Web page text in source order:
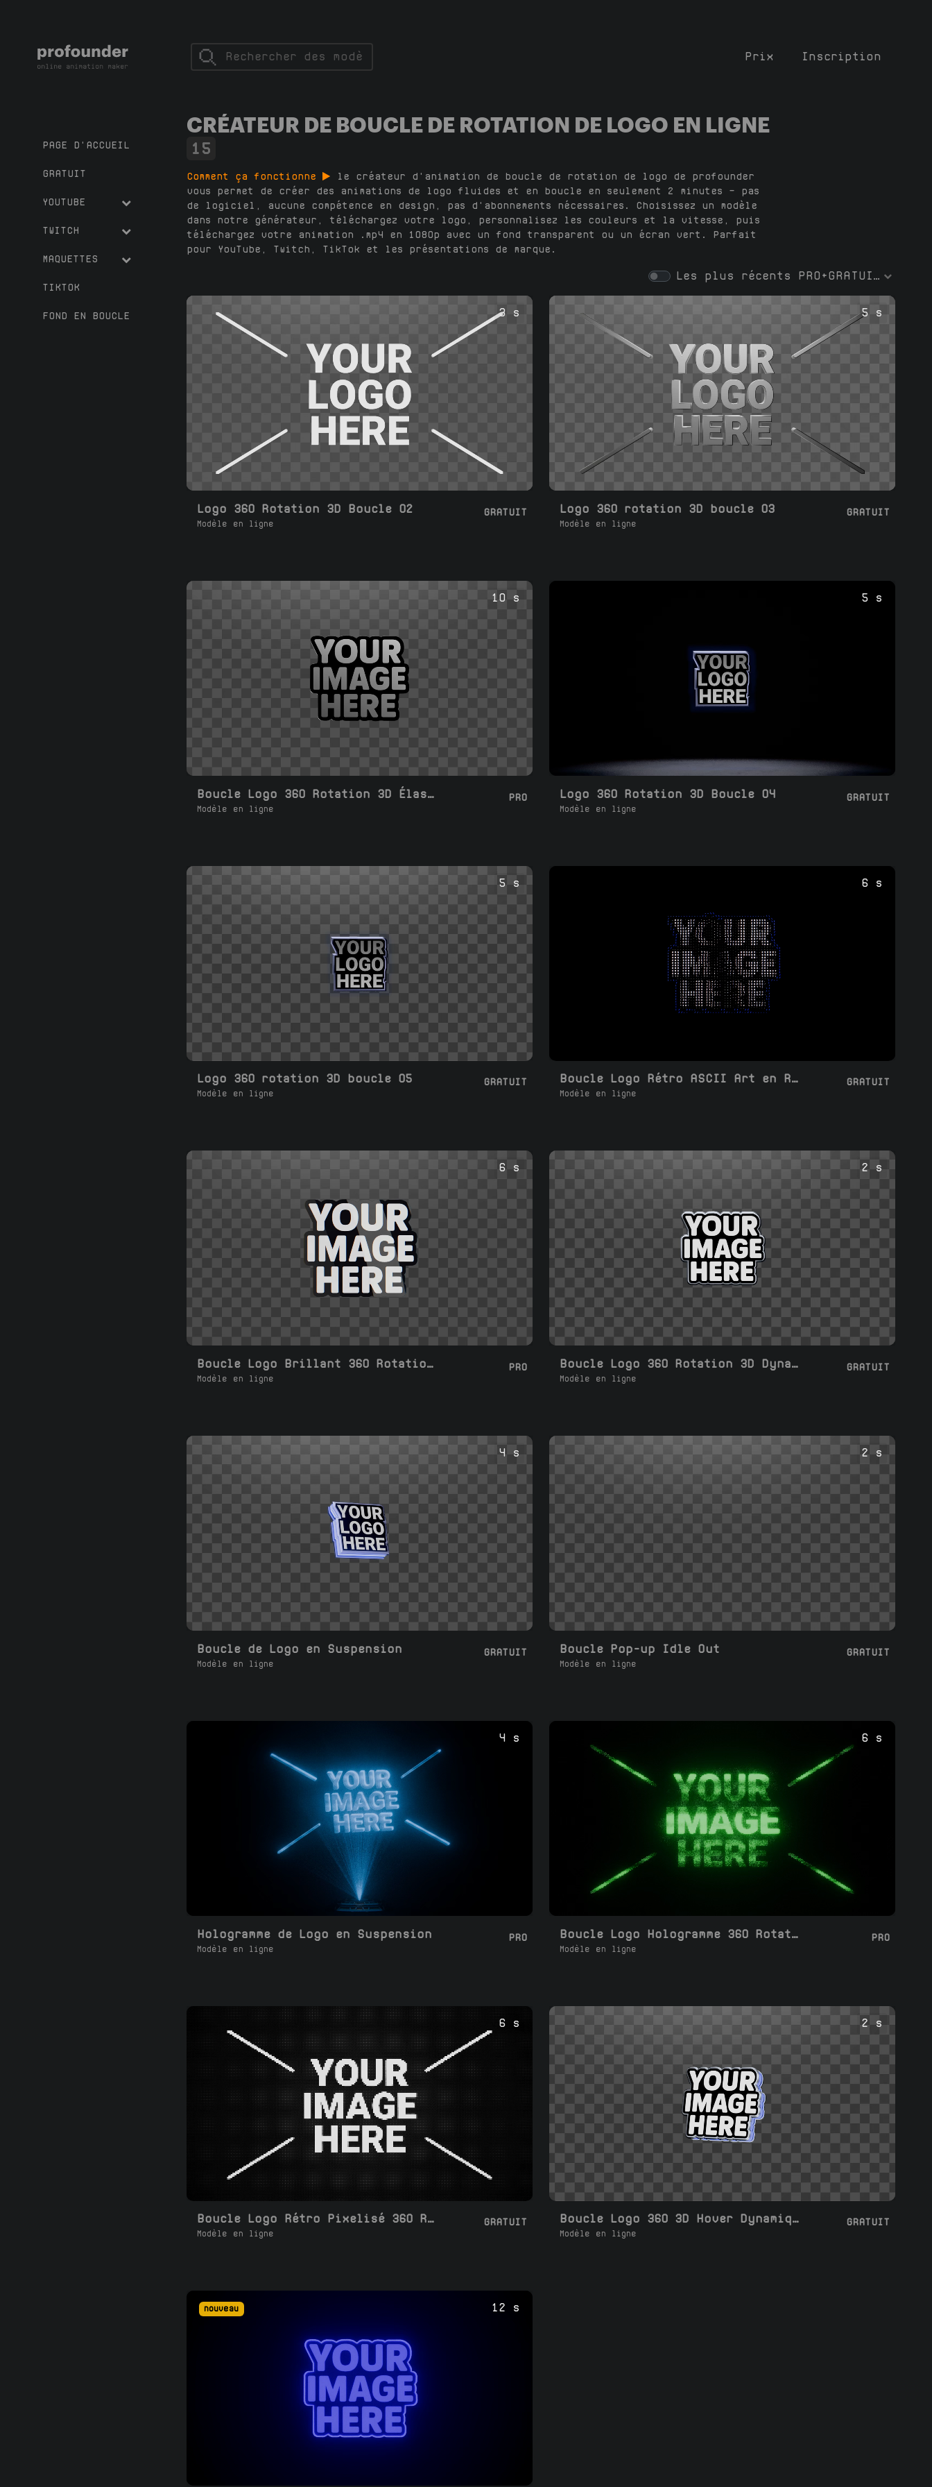
Prix Inscription
PAGE D'ACCUEIL
GRATUIT
YOUTUBE
TWITCH
MAQUETTES
TIKTOK
FOND EN BOUCLE
CRÉATEUR DE BOUCLE DE ROTATION DE LOGO EN LIGNE
15
Comment ça fonctionne
le créateur d'animation de boucle de rotation de logo de profounder
vous permet de créer des animations de logo fluides et en boucle en seulement 2 minutes — pas
de logiciel, aucune compétence en design, pas d'abonnements nécessaires. Choisissez un modèle
dans notre générateur, téléchargez votre logo, personnalisez les couleurs et la vitesse, puis
téléchargez votre animation .mp4 en 1080p avec un fond transparent ou un écran vert. Parfait
pour YouTube, Twitch, TikTok et les présentations de marque.
Les plus récents PRO+GRATUIT
3 s
Logo 360 Rotation 3D Boucle 02
Modèle en ligne
GRATUIT
5 s
Logo 360 rotation 3D boucle 03
Modèle en ligne
GRATUIT
10 s
Boucle Logo 360 Rotation 3D Élastique
Modèle en ligne
PRO
5 s
Logo 360 Rotation 3D Boucle 04
Modèle en ligne
GRATUIT
5 s
Logo 360 rotation 3D boucle 05
Modèle en ligne
GRATUIT
6 s
Boucle Logo Rétro ASCII Art en Rotation
Modèle en ligne
GRATUIT
6 s
Boucle Logo Brillant 360 Rotation 3D
Modèle en ligne
PRO
2 s
Boucle Logo 360 Rotation 3D Dynamique
Modèle en ligne
GRATUIT
4 s
Boucle de Logo en Suspension
Modèle en ligne
GRATUIT
2 s
Boucle Pop-up Idle Out
Modèle en ligne
GRATUIT
4 s
Hologramme de Logo en Suspension
Modèle en ligne
PRO
6 s
Boucle Logo Hologramme 360 Rotation 3D
Modèle en ligne
PRO
6 s
Boucle Logo Rétro Pixelisé 360 Rotation 3D
Modèle en ligne
GRATUIT
2 s
Boucle Logo 360 3D Hover Dynamique
Modèle en ligne
GRATUIT
nouveau 12 s